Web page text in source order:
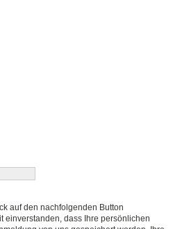
auf den nachfolgenden Button
einverstanden, dass Ihre persönlichen